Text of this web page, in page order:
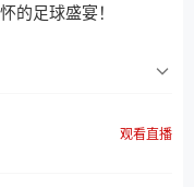
的足球盛宴！
观看直播